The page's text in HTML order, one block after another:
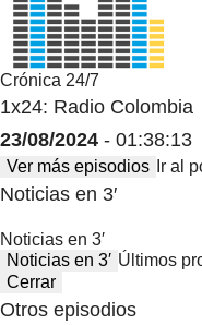
Crónica 24/7
1x24: Radio Colombia
23/08/2024 - 01:38:13
Ver más episodios Ir al
Noticias en 3′
Noticias en 3′
Noticias en 3′ Últimos
Cerrar
Otros episodios